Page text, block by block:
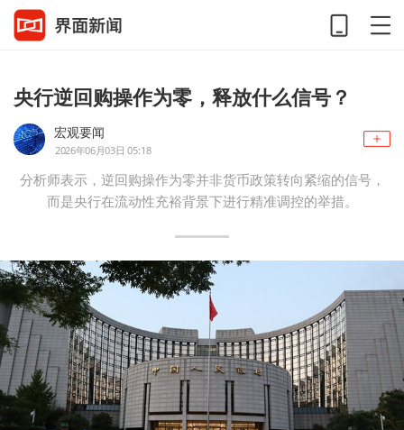
央行逆回购操作为零，释放什么信号？
宏观要闻
2026年06月03日 05:18
分析师表示，逆回购操作为零并非货币政策转向紧缩的信号，
而是央行在流动性充裕背景下进行精准调控的举措。